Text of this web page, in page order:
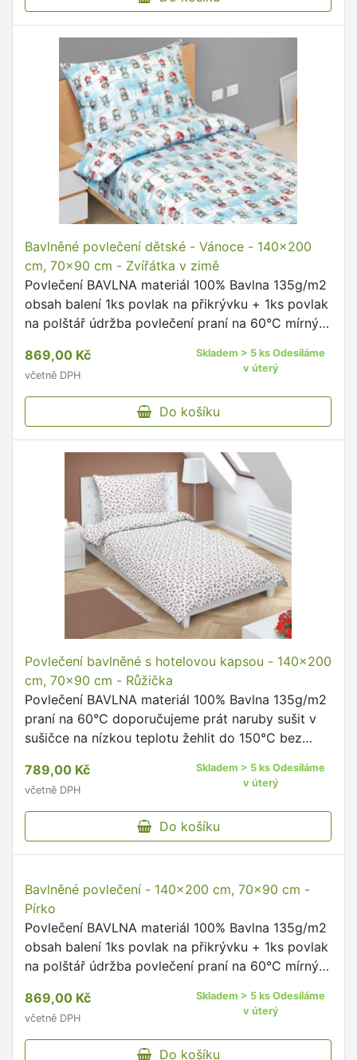
Bavlněné povlečení dětské - Vánoce - 140x200
cm, 70x90 cm - Zvířátka v zimě
Povlečení BAVLNA materiál 100% Bavlna 135g/m2
obsah balení 1ks povlak na přikrývku + 1ks povlak
na polštář údržba povlečení praní na 60°C mírný
uzávěry dodržujte …
869,00 Kč
včetně DPH
Skladem > 5 ks Odesíláme
v úterý
Do košíku
Povlečení bavlněné s hotelovou kapsou - 140x200
cm, 70x90 cm - Růžička
Povlečení BAVLNA materiál 100% Bavlna 135g/m2
praní na 60°C doporučujeme prát naruby sušit v
sušičce na nízkou teplotu žehlit do 150°C bez
praktičnost nade …
789,00 Kč
včetně DPH
Skladem > 5 ks Odesíláme
v úterý
Do košíku